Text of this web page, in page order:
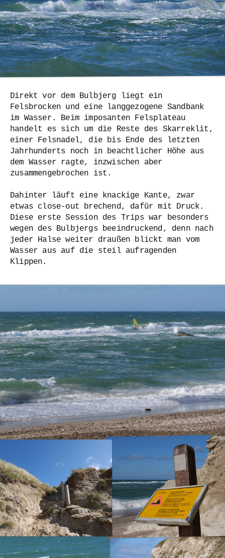
Direkt vor dem Bulbjerg liegt ein
Felsbrocken und eine langgezogene Sandbank
im Wasser. Beim imposanten Felsplateau
handelt es sich um die Reste des Skarreklit,
einer Felsnadel, die bis Ende des letzten
Jahrhunderts noch in beachtlicher Höhe aus
dem Wasser ragte, inzwischen aber
zusammengebrochen ist.
Dahinter läuft eine knackige Kante, zwar
etwas close-out brechend, dafür mit Druck.
Diese erste Session des Trips war besonders
wegen des Bulbjergs beeindruckend, denn nach
jeder Halse weiter draußen blickt man vom
Wasser aus auf die steil aufragenden
Klippen.